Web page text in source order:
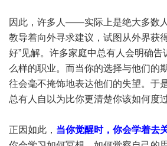
因此，许多人——实际上是绝大多数
教导着向外寻求建议，试图从外界获
好”见解。许多家庭中总有人会明确
么样的职业。而当你的选择与他们的
往会毫不掩饰地表达他们的失望。于
总有人自以为比你更清楚你该如何度
正因如此， 当你觉醒时，你会学着去